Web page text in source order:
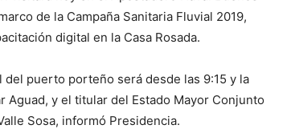
de la Campaña Sanitaria Fluvial 2019,
digital en la Casa Rosada.
puerto porteño será desde las 9:15 y la
Aguad, y el titular del Estado Mayor Conjunto
Sosa, informó Presidencia.